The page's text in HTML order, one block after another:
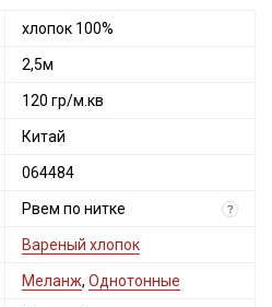
хлопок 100%
2,5м
120 гр/м.кв
Китай
064484
Рвем по нитке ?
Вареный хлопок
Меланж, Однотонные